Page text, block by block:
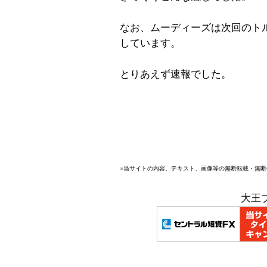
なお、ムーディーズは次回の
しています。
とりあえず速報でした。
※当サイトの内容、テキスト、画像等の無断転載・無
大王